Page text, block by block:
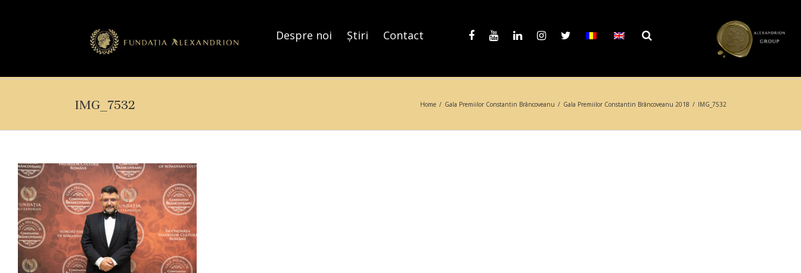
Despre noi Știri Contact
IMG_7532 Home / Gala Premiilor Constantin Brâncoveanu / Gala Premiilor Constantin Brâncoveanu 2018 / IMG_7532